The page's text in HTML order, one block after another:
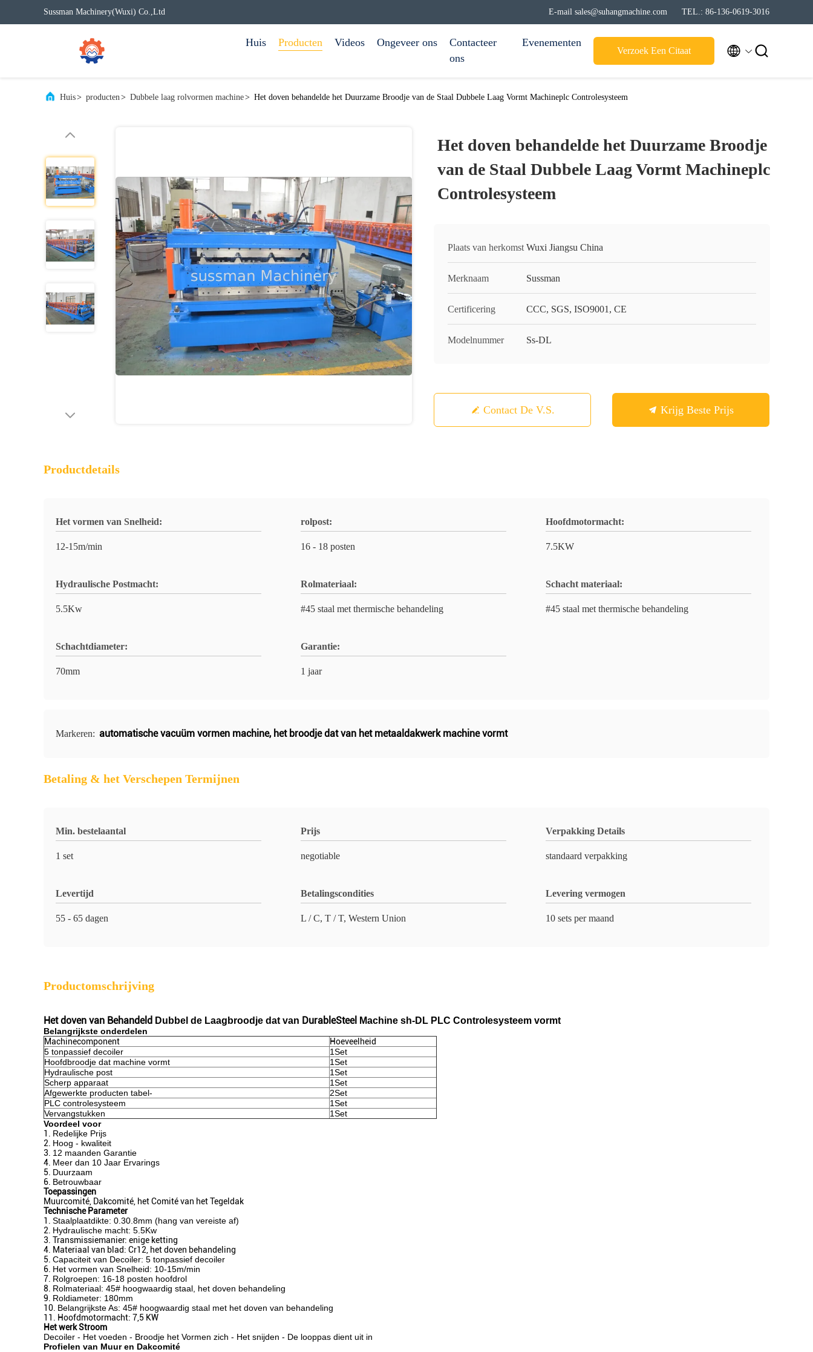
Sussman Machinery(Wuxi) Co.,Ltd E-mail sales@suhangmachine.com TEL.: 86-136-0619-3016
Huis Producten Videos Ongeveer ons
Contacteer
ons
Evenementen
Verzoek Een Citaat  
Huis> producten> Dubbele laag rolvormen machine> Het doven behandelde het Duurzame Broodje van de Staal Dubbele Laag Vormt Machineplc Controlesysteem
Het doven behandelde het Duurzame Broodje
van de Staal Dubbele Laag Vormt Machineplc
Controlesysteem
Plaats van herkomst Wuxi Jiangsu China
Merknaam Sussman
Certificering CCC, SGS, ISO9001, CE
Modelnummer Ss-DL
Contact De V.S. Krijg Beste Prijs
Productdetails
Het vormen van Snelheid:
12-15m/min
rolpost:
16 - 18 posten
Hoofdmotormacht:
7.5KW
Hydraulische Postmacht:
5.5Kw
Rolmateriaal:
#45 staal met thermische behandeling
Schacht materiaal:
#45 staal met thermische behandeling
Schachtdiameter:
70mm
Garantie:
1 jaar
Markeren: automatische vacuüm vormen machine, het broodje dat van het metaaldakwerk machine vormt
Betaling & het Verschepen Termijnen
Min. bestelaantal
1 set
Prijs
negotiable
Verpakking Details
standaard verpakking
Levertijd
55 - 65 dagen
Betalingscondities
L / C, T / T, Western Union
Levering vermogen
10 sets per maand
Productomschrijving
Het doven van Behandeld Dubbel de Laagbroodje dat van DurableSteel Machine sh-DL PLC Controlesysteem vormt
Belangrijkste onderdelen
Machinecomponent
Hoeveelheid
5 tonpassief decoiler
1Set
Hoofdbroodje dat machine vormt
1Set
Hydraulische post
1Set
Scherp apparaat
1Set
Afgewerkte producten tabel-
2Set
PLC controlesysteem
1Set
Vervangstukken
1Set
Voordeel voor
1. Redelijke Prijs
2. Hoog - kwaliteit
3. 12 maanden Garantie
4. Meer dan 10 Jaar Ervarings
5. Duurzaam
6. Betrouwbaar
Toepassingen
Muurcomité, Dakcomité, het Comité van het Tegeldak
Technische Parameter
1. Staalplaatdikte: 0.30.8mm (hang van vereiste af)
2. Hydraulische macht: 5.5Kw
3. Transmissiemanier: enige ketting
4. Materiaal van blad: Cr12, het doven behandeling
5. Capaciteit van Decoiler: 5 tonpassief decoiler
6. Het vormen van Snelheid: 10-15m/min
7. Rolgroepen: 16-18 posten hoofdrol
8. Rolmateriaal: 45# hoogwaardig staal, het doven behandeling
9. Roldiameter: 180mm
10. Belangrijkste As: 45# hoogwaardig staal met het doven van behandeling
11. Hoofdmotormacht: 7,5 KW
Het werk Stroom
Decoiler - Het voeden - Broodje het Vormen zich - Het snijden - De looppas dient uit in
Profielen van Muur en Dakcomité